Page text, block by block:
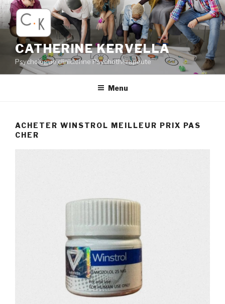
Aller
au
contenu
principalCATHERINE KERVELLA
Psychologue clinicienne Psychothérapeute
Menu
ACHETER WINSTROL MEILLEUR PRIX PAS
CHER